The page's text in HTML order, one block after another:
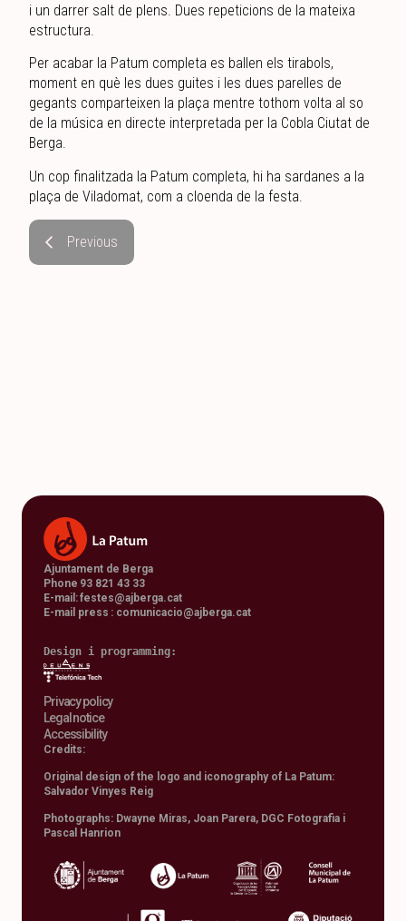
i un darrer salt de plens. Dues repeticions de la mateixa
estructura.
Per acabar la Patum completa es ballen els tirabols,
moment en què les dues guites i les dues parelles de
gegants comparteixen la plaça mentre tothom volta al so
de la música en directe interpretada per la Cobla Ciutat de
Berga.
Un cop finalitzada la Patum completa, hi ha sardanes a la
plaça de Viladomat, com a cloenda de la festa.
Previous
Ajuntament de Berga
Phone 93 821 43 33
E-mail:festes@ajberga.cat
E-mail press : comunicacio@ajberga.cat
Design i programming:
Privacy policy
Legal notice
Accessibility
Credits:
Original design of the logo and iconography of La Patum:
Salvador Vinyes Reig
Photographs: Dwayne Miras, Joan Parera, DGC Fotografia i
Pascal Hanrion